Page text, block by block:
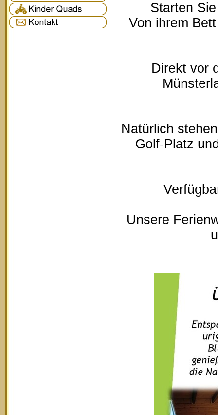
Starten
Von ihrem
Direkt vor
Natürlich
Golf-Platz
Unsere